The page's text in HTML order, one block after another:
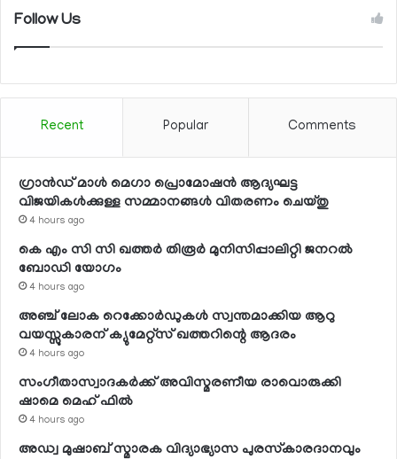
Follow Us
Recent Popular Comments
ഗ്രാന്‍ഡ് മാള്‍ മെഗാ പ്രൊമോഷന്‍ ആദ്യഘട്ട
വിജയികള്‍ക്കുള്ള സമ്മാനങ്ങള്‍ വിതരണം ചെയ്തു
4 hours ago
കെ എം സി സി ഖത്തര്‍ തിരൂര്‍ മുനിസിപ്പാലിറ്റി ജനറല്‍
ബോഡി യോഗം
4 hours ago
അഞ്ച് ലോക റെക്കോര്‍ഡുകള്‍ സ്വന്തമാക്കിയ ആറു
വയസ്സുകാരന് ക്യുമേറ്റ്‌സ് ഖത്തറിന്റെ ആദരം
4 hours ago
സംഗീതാസ്വാദകര്‍ക്ക് അവിസ്മരണീയ രാവൊരുക്കി
ഷാമെ മെഹ് ഫില്‍
4 hours ago
അഡ്വ മുഷാബ് സ്മാരക വിദ്യാഭ്യാസ പുരസ്‌കാരദാനവും